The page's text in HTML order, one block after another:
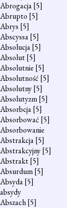
Abrogacja[5]
Abrupto [5]
Abrys [5]
Abscyssa[5]
Absolucja[5]
Absolut[5]
Absolutnie [5]
Absolutność [5]
Absolutny[5]
Absolutyzm[5]
Absorbcja[5]
Absorbować [5]
Absorbowanie
Abstrakcja[5]
Abstrakcyjny[5]
Abstrakt[5]
Absurdum[5]
Absyda[5]
absydy
Abszach[5]